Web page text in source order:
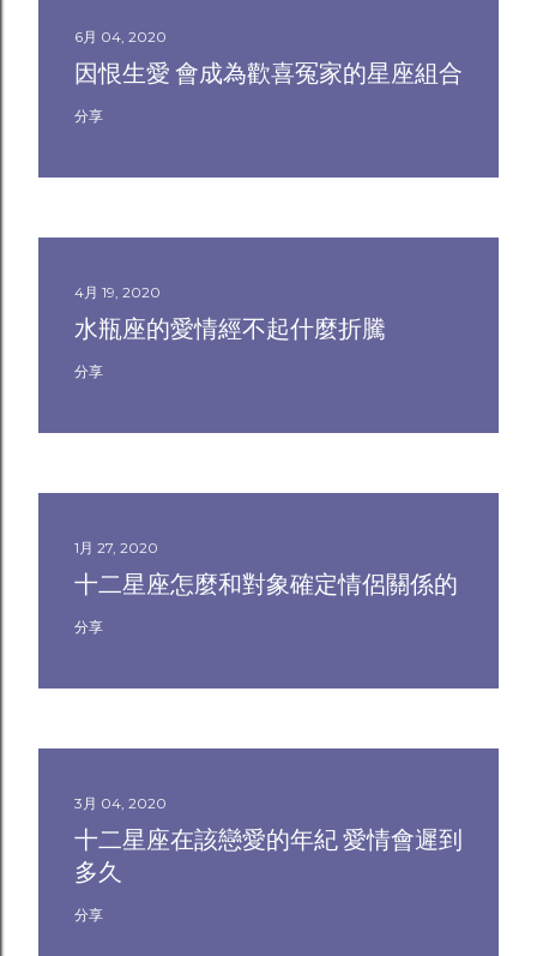
6月 04, 2020
因恨生愛 會成為歡喜冤家的星座組合
分享
4月 19, 2020
水瓶座的愛情經不起什麼折騰
分享
1月 27, 2020
十二星座怎麼和對象確定情侶關係的
分享
3月 04, 2020
十二星座在該戀愛的年紀 愛情會遲到
多久
分享